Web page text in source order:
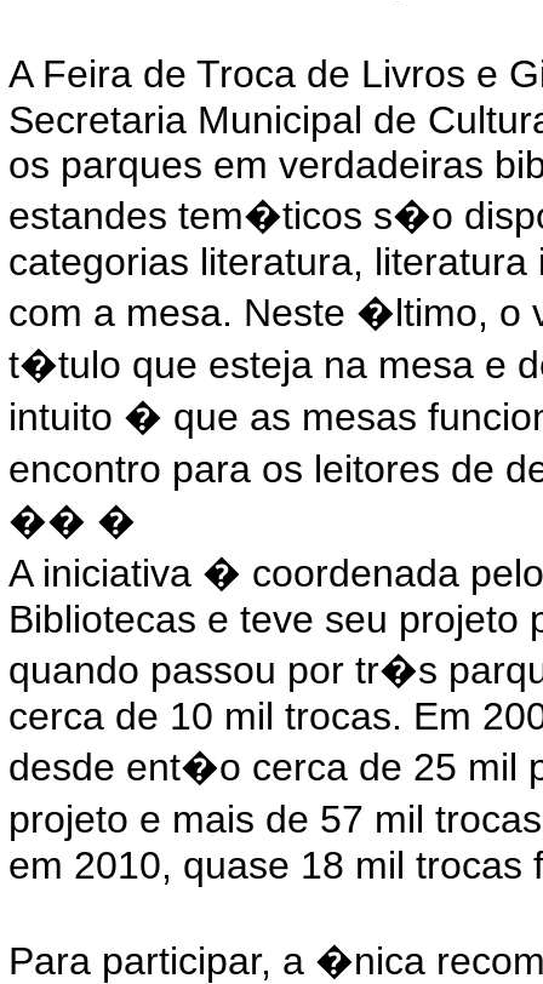
A Feira de Troca de Livros e
Secretaria Municipal de
os parques em verdadeiras
estandes tem�ticos s�o
categorias literatura,
com a mesa. Neste �ltimo, o
t�tulo que esteja na mesa e
intuito � que as mesas
encontro para os leitores de
�� �
A iniciativa � coordenada
Bibliotecas e teve seu projeto
quando passou por tr�s
cerca de 10 mil trocas. Em
desde ent�o cerca de 25 mil
projeto e mais de 57 mil
em 2010, quase 18 mil trocas
Para participar, a �nica